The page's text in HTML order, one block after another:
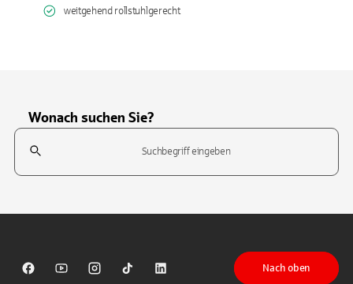
weitgehend rollstuhlgerecht
Wonach suchen Sie?
Suchfeld
Sparkasse auf Facebook
Sparkasse auf Youtube
Sparkasse auf Instagram
Sparkasse auf TikTok
Sparkasse auf LinkedIn
Nach oben